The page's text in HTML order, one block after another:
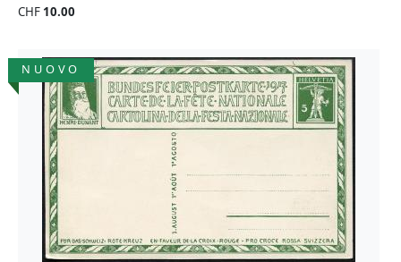
CHF 10.00
NUOVO